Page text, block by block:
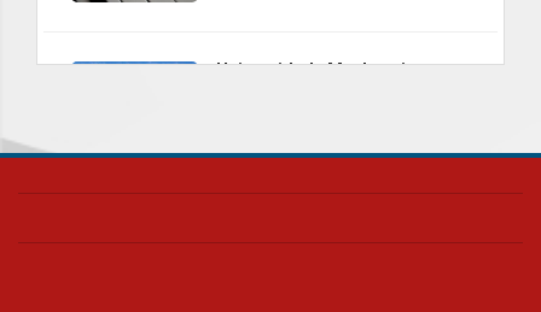
Universidade Mackenzie
das novas tecnologias em